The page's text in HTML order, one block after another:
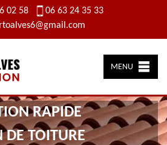
02 58
06 63 24 35 33
MENU
RAPIDE
DE TOITURE